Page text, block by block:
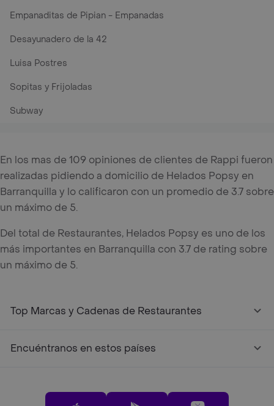
Empanaditas de Pipian - Empanadas
Desayunadero de la 42
Luisa Postres
Sopitas y Frijoladas
Subway
En los mas de 109 opiniones de clientes de Rappi fueron
realizadas pidiendo a domicilio de Helados Popsy en
Barranquilla y lo calificaron con un promedio de 3.7 sobre
un máximo de 5.
Del total de Restaurantes, Helados Popsy es uno de los
más importantes en Barranquilla con 3.7 de rating sobre
un máximo de 5.
Top Marcas y Cadenas de Restaurantes
Encuéntranos en estos países